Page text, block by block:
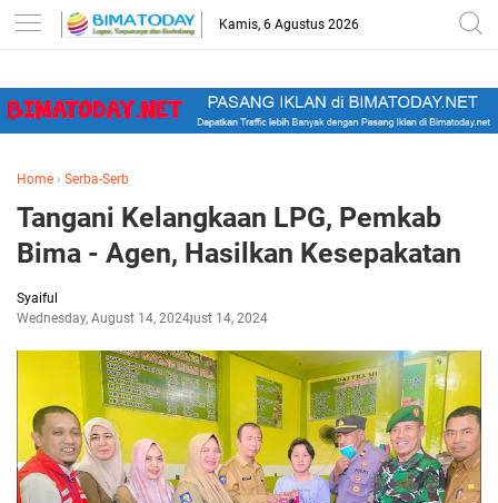
-->
Kamis, 6 Agustus 2026
Home › Serba-Serb
Tangani Kelangkaan LPG, Pemkab
Bima - Agen, Hasilkan Kesepakatan
Syaiful
Wednesday, August 14, 2024August 14, 2024